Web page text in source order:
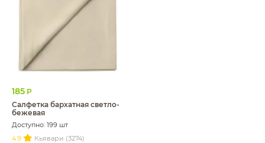
185 Р
Салфетка бархатная светло-
бежевая
Доступно: 199 шт
4.9
Кьявари (3274)